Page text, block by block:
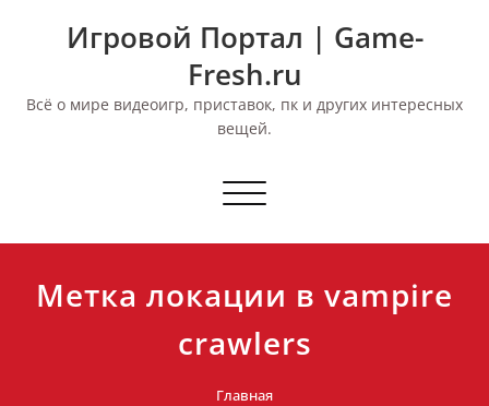
Игровой Портал | Game-
Fresh.ru
Всё о мире видеоигр, приставок, пк и других интересных
вещей.
Переключить
Метка локации в vampire
crawlers
Главная